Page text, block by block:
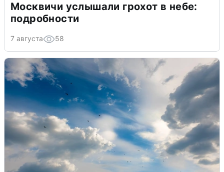
Москвичи услышали грохот в небе:
подробности
7 августа 58